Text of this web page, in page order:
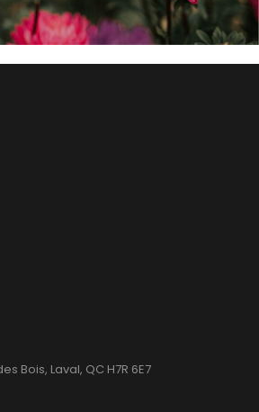
Bois, Laval, QC H7R 6E7